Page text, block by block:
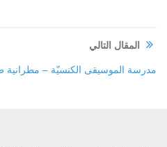
المقال التالي
مدرسة الموسيقى الكنسيّة – مطرانية